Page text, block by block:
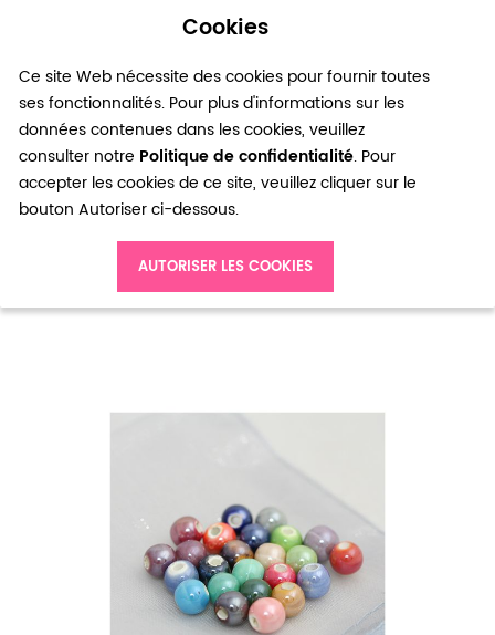
Cookies
Ce site Web nécessite des cookies pour fournir toutes
ses fonctionnalités. Pour plus d'informations sur les
données contenues dans les cookies, veuillez
consulter notre Politique de confidentialité. Pour
accepter les cookies de ce site, veuillez cliquer sur le
bouton Autoriser ci-dessous.
AUTORISER LES COOKIES
0
Perle porcelaine 6mm couleurs mixtes x 20